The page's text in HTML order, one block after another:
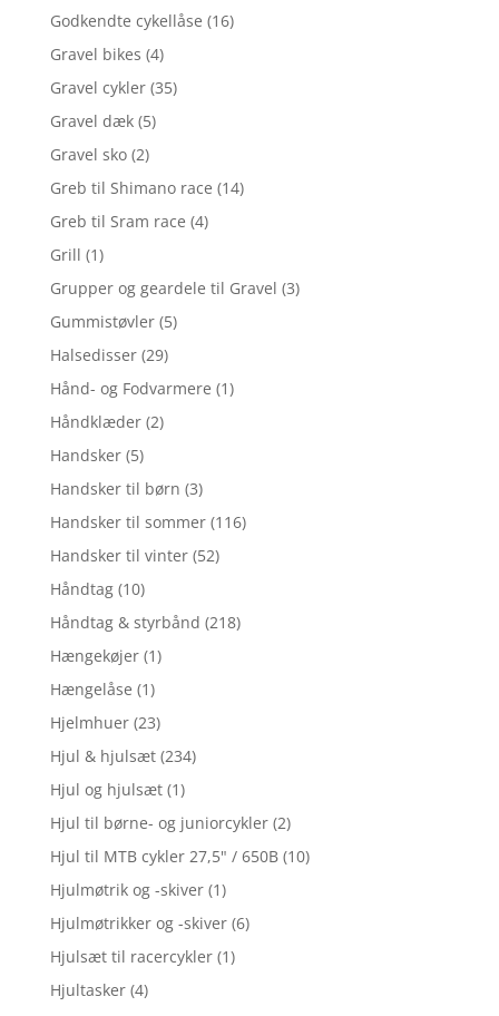
Godkendte cykellåse (16)
Gravel bikes (4)
Gravel cykler (35)
Gravel dæk (5)
Gravel sko (2)
Greb til Shimano race (14)
Greb til Sram race (4)
Grill (1)
Grupper og geardele til Gravel (3)
Gummistøvler (5)
Halsedisser (29)
Hånd- og Fodvarmere (1)
Håndklæder (2)
Handsker (5)
Handsker til børn (3)
Handsker til sommer (116)
Handsker til vinter (52)
Håndtag (10)
Håndtag & styrbånd (218)
Hængekøjer (1)
Hængelåse (1)
Hjelmhuer (23)
Hjul & hjulsæt (234)
Hjul og hjulsæt (1)
Hjul til børne- og juniorcykler (2)
Hjul til MTB cykler 27,5" / 650B (10)
Hjulmøtrik og -skiver (1)
Hjulmøtrikker og -skiver (6)
Hjulsæt til racercykler (1)
Hjultasker (4)